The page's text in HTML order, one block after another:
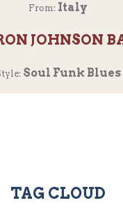
From: Italy
JOHNSON
Soul Funk Blues
TAG CLOUD